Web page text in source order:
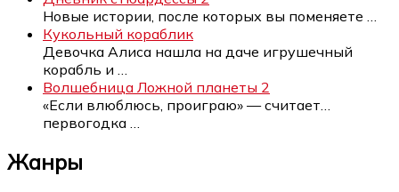
Новые истории, после которых вы поменяете
Кукольный кораблик
Девочка Алиса нашла на даче игрушечный
корабль и
Волшебница Ложной планеты 2
«Если влюблюсь, проиграю» — считает…
первогодка
Жанры